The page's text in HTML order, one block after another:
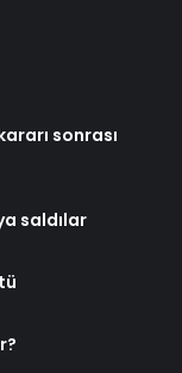
sonrası
saldılar